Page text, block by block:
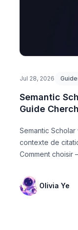
Jul 28, 2026
Semantic
Guide
Semantic
contexte de
Comment choisir
Olivia Ye